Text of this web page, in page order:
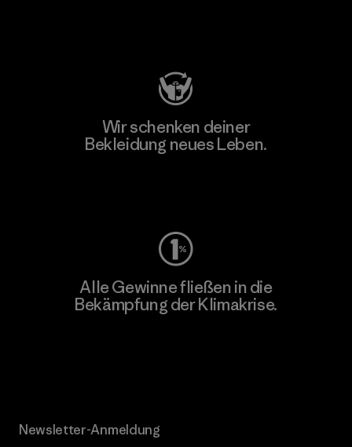
Wir schenken deiner
Bekleidung neues Leben.
Alle Gewinne fließen in die
Bekämpfung der Klimakrise.
Newsletter-Anmeldung